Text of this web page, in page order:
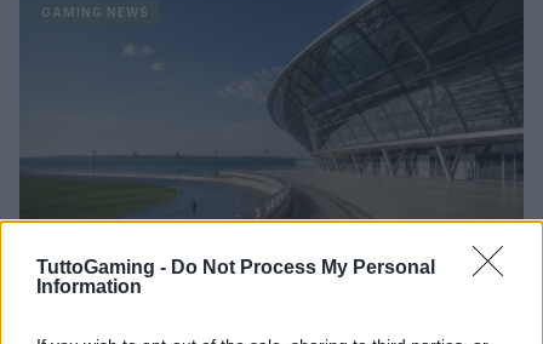
TuttoGaming - Do Not Process My Personal
Information
GAMING NEWS